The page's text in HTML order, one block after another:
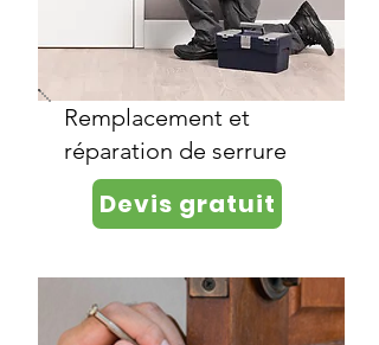
Remplacement et
réparation de serrure
Devis gratuit